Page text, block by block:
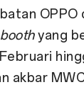
OPPO
boothyang
akbar